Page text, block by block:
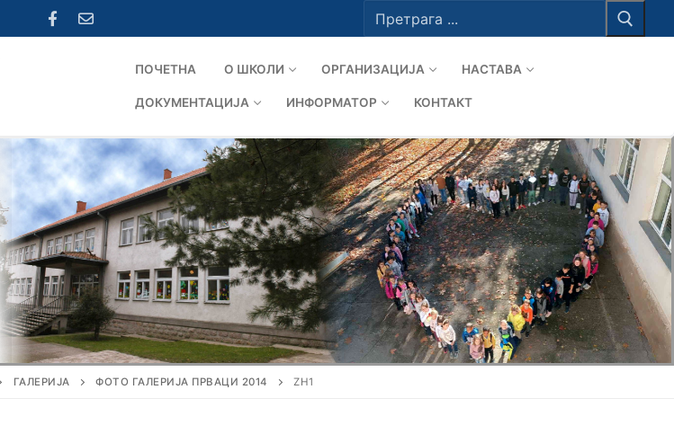
за:
ПОЧЕТНА О ШКОЛИ ОРГАНИЗАЦИЈА НАСТАВА
ДОКУМЕНТАЦИЈА ИНФОРМАТОР КОНТАКТ
ГАЛЕРИЈА ФОТО ГАЛЕРИЈА ПРВАЦИ 2014 ZH1